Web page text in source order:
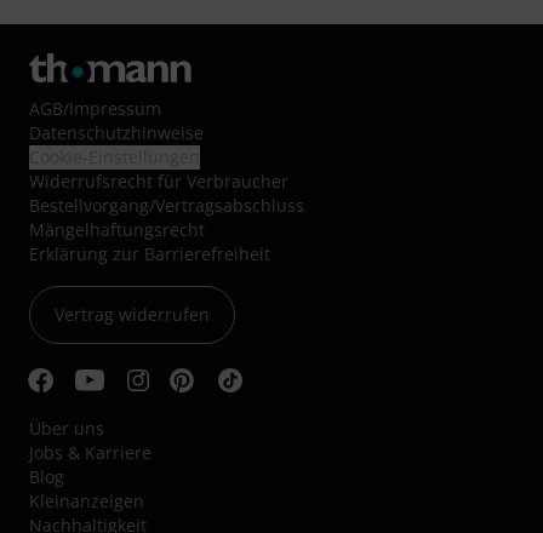
AGB/Impressum
Datenschutzhinweise
Widerrufsrecht für Verbraucher
Bestellvorgang/Vertragsabschluss
Mängelhaftungsrecht
Erklärung zur Barrierefreiheit
Vertrag widerrufen
Über uns
Jobs & Karriere
Blog
Kleinanzeigen
Nachhaltigkeit